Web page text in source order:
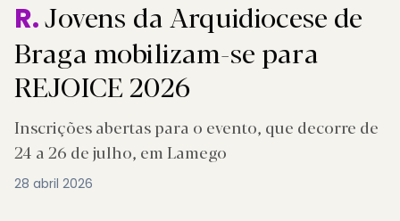
R.Jovens da Arquidiocese de
Braga mobilizam-se para
REJOICE 2026
Inscrições abertas para o evento, que decorre de
24 a 26 de julho, em Lamego
28 abril 2026